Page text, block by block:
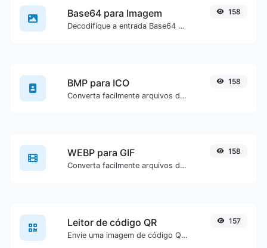
Base64 para Imagem
Decodifique a entrada Base64 para uma imagem.
158
BMP para ICO
Converta facilmente arquivos de imagem BMP para ICO.
158
WEBP para GIF
Converta facilmente arquivos de imagem WEBP para GIF.
158
Leitor de código QR
Envie uma imagem de código QR e extraia os dados contidos nela.
157